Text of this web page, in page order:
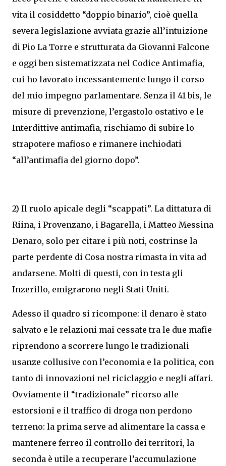
vita il cosiddetto “doppio binario”, cioè quella
severa legislazione avviata grazie all’intuizione
di Pio La Torre e strutturata da Giovanni Falcone
e oggi ben sistematizzata nel Codice Antimafia,
cui ho lavorato incessantemente lungo il corso
del mio impegno parlamentare. Senza il 41 bis, le
misure di prevenzione, l’ergastolo ostativo e le
Interdittive antimafia, rischiamo di subire lo
strapotere mafioso e rimanere inchiodati
“all’antimafia del giorno dopo”.
2) Il ruolo apicale degli “scappati”. La dittatura di
Riina, i Provenzano, i Bagarella, i Matteo Messina
Denaro, solo per citare i più noti, costrinse la
parte perdente di Cosa nostra rimasta in vita ad
andarsene. Molti di questi, con in testa gli
Inzerillo, emigrarono negli Stati Uniti.
Adesso il quadro si ricompone: il denaro è stato
salvato e le relazioni mai cessate tra le due mafie
riprendono a scorrere lungo le tradizionali
usanze collusive con l’economia e la politica, con
tanto di innovazioni nel riciclaggio e negli affari.
Ovviamente il “tradizionale” ricorso alle
estorsioni e il traffico di droga non perdono
terreno: la prima serve ad alimentare la cassa e
mantenere ferreo il controllo dei territori, la
seconda è utile a recuperare l’accumulazione